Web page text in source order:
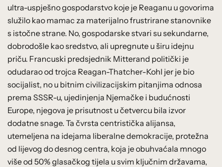
ultra-uspješno gospodarstvo koje je Reaganu u govorima
služilo kao mamac za materijalno frustrirane stanovnike
s istočne strane. No, gospodarske stvari su sekundarne,
dobrodošle kao sredstvo, ali upregnute u širu idejnu
priču. Francuski predsjednik Mitterand politički je
odudarao od trojca Reagan-Thatcher-Kohl jer je bio
socijalist, no u bitnim civilizacijskim pitanjima odnosa
prema SSSR-u, ujedinjenja Njemačke i budućnosti
Europe, njegova je prisutnost u četvercu bila izvor
dodatne snage. Ta čvrsta centristička alijansa,
utemeljena na idejama liberalne demokracije, protežna
od lijevog do desnog centra, koja je obuhvaćala mnogo
više od 50% glasačkog tijela u svim ključnim državama,